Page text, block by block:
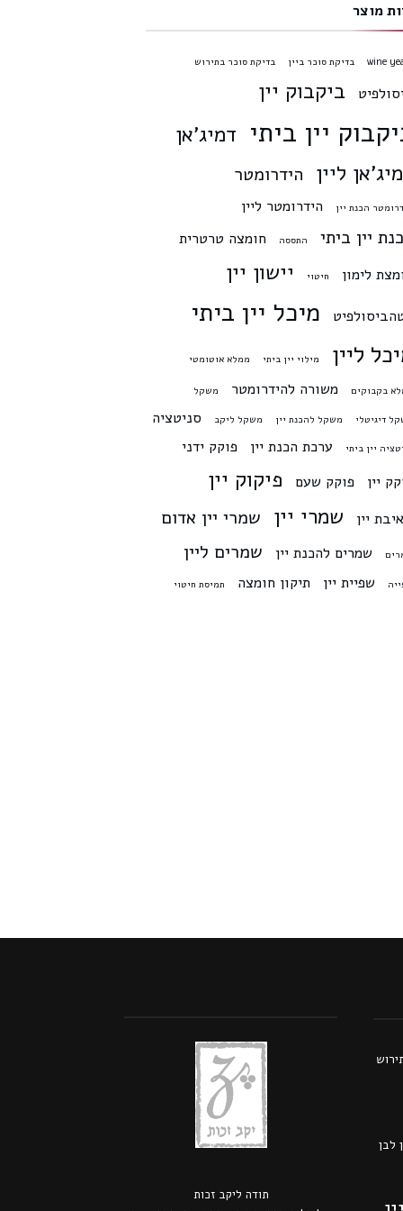
מוצר
wine בדיקת סוכר ביין בדיקת סוכר בתירוש
ביקבוק יין
יין ביתי דמיג'אן
ליין הידרומטר
הכנת יין הידרומטר ליין
יין ביתי התססה
חומצה טרטרית
לימון
חיטוי יישון יין
מיכל יין ביתי
ליין מילוי יין ביתי ממלא אוטומטי
בקבוקים משורה להידרומטר משקל
דיגיטלי משקל להכנת יין משקל ליקב סניטציה
יין ביתי ערכת הכנת יין
פוקק ידני
יין
פוקק שעם פיקוק יין
יין שמרי יין שמרי יין אדום
שמרים להכנת יין שמרים ליין
שפיית יין תיקון חומצה תמיסת חיטוי
לבן
תודה ליקב זכות